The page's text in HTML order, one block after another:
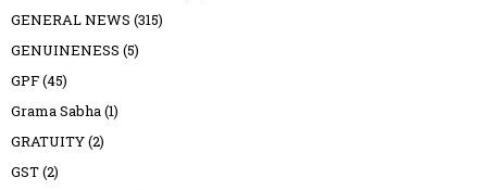
GENERAL NEWS (315)
GENUINENESS (5)
GPF(45)
Grama Sabha(1)
GRATUITY(2)
GST(2)